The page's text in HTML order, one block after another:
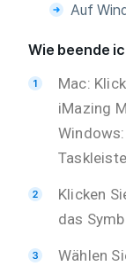
Auf
Wie beende
Mac:
iMazing
Klicken
das
Wählen